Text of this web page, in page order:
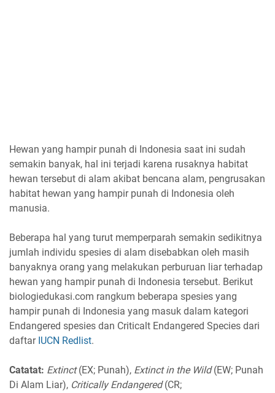
Hewan yang hampir punah di Indonesia saat ini sudah
semakin banyak, hal ini terjadi karena rusaknya habitat
hewan tersebut di alam akibat bencana alam, pengrusakan
habitat hewan yang hampir punah di Indonesia oleh
manusia.
Beberapa hal yang turut memperparah semakin sedikitnya
jumlah individu spesies di alam disebabkan oleh masih
banyaknya orang yang melakukan perburuan liar terhadap
hewan yang hampir punah di Indonesia tersebut. Berikut
biologiedukasi.com rangkum beberapa spesies yang
hampir punah di Indonesia yang masuk dalam kategori
Endangered spesies dan Criticalt Endangered Species dari
daftar IUCN Redlist.
Catatat: Extinct(EX; Punah), Extinct in the Wild(EW; Punah
Di Alam Liar), Critically Endangered(CR;